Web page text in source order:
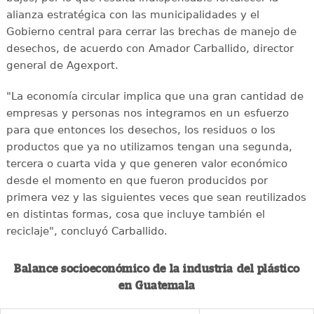
alianza estratégica con las municipalidades y el
Gobierno central para cerrar las brechas de manejo de
desechos, de acuerdo con Amador Carballido, director
general de Agexport.
"La economía circular implica que una gran cantidad de
empresas y personas nos integramos en un esfuerzo
para que entonces los desechos, los residuos o los
productos que ya no utilizamos tengan una segunda,
tercera o cuarta vida y que generen valor económico
desde el momento en que fueron producidos por
primera vez y las siguientes veces que sean reutilizados
en distintas formas, cosa que incluye también el
reciclaje", concluyó Carballido.
Balance socioeconómico de la industria del plástico
en Guatemala